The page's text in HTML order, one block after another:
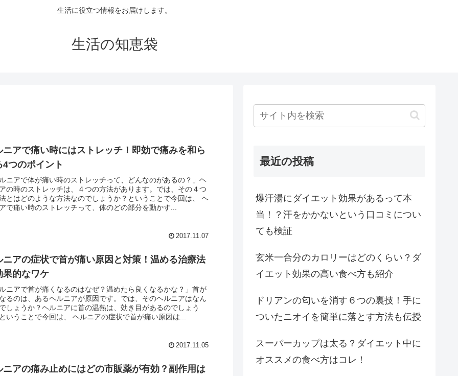
生活に役立つ情報をお届けします。
生活の知恵袋
ニアで痛い時にはストレッチ！即効で痛みを和ら
4つのポイント
ルニアで体が痛い時のストレッチって、どんなのがあるの？」ヘ
の時のストレッチは、４つの方法があります。では、その４つ
とはどのような方法なのでしょうか？ということで今回は、 ヘ
で痛い時のストレッチって、体のどの部分を動かす...
2017.11.07
ニアの症状で首が痛い原因と対策！温める治療法
果的なワケ
ルニアで首が痛くなるのはなぜ？温めたら良くなるかな？」首が
るのは、あるヘルニアが原因です。では、そのヘルニアはなん
しょうか？ヘルニアに首の温熱は、効き目があるのでしょう
いうことで今回は、 ヘルニアの症状で首が痛い原因は...
2017.11.05
ニアの痛み止めにはどの市販薬が有効？副作用は
最近の投稿
爆汗湯にダイエット効果があるって本
当！？汗をかかないという口コミについ
ても検証
玄米一合分のカロリーはどのくらい？ダ
イエット効果の高い食べ方も紹介
ドリアンの匂いを消す６つの裏技！手に
ついたニオイを簡単に落とす方法も伝授
スーパーカップは太る？ダイエット中に
オススメの食べ方はコレ！